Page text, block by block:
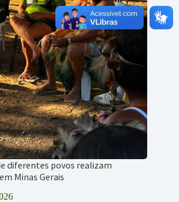
diferentes povos realizam
Minas Gerais